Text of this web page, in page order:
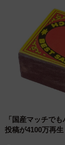
「国産マッチで
投稿が4100万再